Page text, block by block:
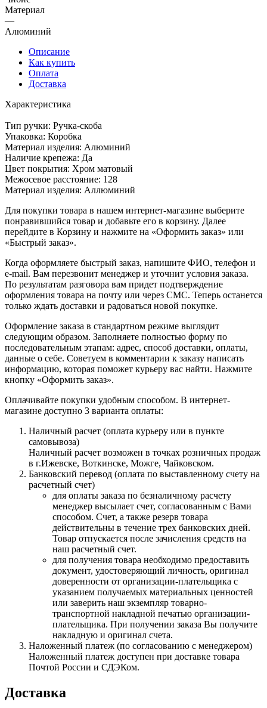
Материал
—
Алюминий
Описание
Как купить
Оплата
Доставка
Характеристика
Тип ручки: Ручка-скоба
Упаковка: Коробка
Материал изделия: Алюминий
Наличие крепежа: Да
Цвет покрытия: Хром матовый
Межосевое расстояние: 128
Материал изделия: Аллюминий
Для покупки товара в нашем интернет-магазине выберите
понравившийся товар и добавьте его в корзину. Далее
перейдите в Корзину и нажмите на «Оформить заказ» или
«Быстрый заказ».
Когда оформляете быстрый заказ, напишите ФИО, телефон и
e-mail. Вам перезвонит менеджер и уточнит условия заказа.
По результатам разговора вам придет подтверждение
оформления товара на почту или через СМС. Теперь останется
только ждать доставки и радоваться новой покупке.
Оформление заказа в стандартном режиме выглядит
следующим образом. Заполняете полностью форму по
последовательным этапам: адрес, способ доставки, оплаты,
данные о себе. Советуем в комментарии к заказу написать
информацию, которая поможет курьеру вас найти. Нажмите
кнопку «Оформить заказ».
Оплачивайте покупки удобным способом. В интернет-
магазине доступно 3 варианта оплаты:
Наличный расчет (оплата курьеру или в пункте
самовывоза)
Наличный расчет возможен в точках розничных продаж
в г.Ижевске, Воткинске, Можге, Чайковском.
Банковский перевод (оплата по выставленному счету на
расчетный счет)
для оплаты заказа по безналичному расчету
менеджер высылает счет, согласованным с Вами
способом. Счет, а также резерв товара
действительны в течение трех банковских дней.
Товар отпускается после зачисления средств на
наш расчетный счет.
для получения товара необходимо предоставить
документ, удостоверяющий личность, оригинал
доверенности от организации-плательщика с
указанием получаемых материальных ценностей
или заверить наш экземпляр товарно-
транспортной накладной печатью организации-
плательщика. При получении заказа Вы получите
накладную и оригинал счета.
Наложенный платеж (по согласованию с менеджером)
Наложенный платеж доступен при доставке товара
Почтой России и СДЭКом.
Доставка